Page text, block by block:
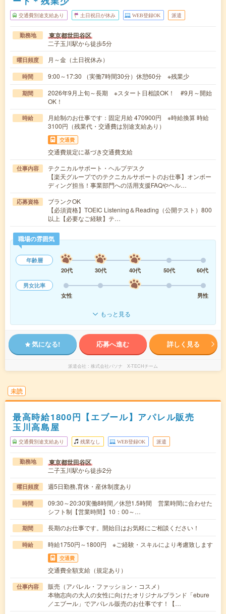
交通費別途支給あり 土日祝日が休み WEB登録OK 派遣
勤務地 東京都世田谷区
二子玉川駅から徒歩5分
曜日頻度 月～金（土日祝休み）
時間 9:00～17:30 （実働7時間30分）休憩60分 ※残業少
期間
2026年9月上旬～長期 ※スタート日相談OK！ #9月～開始
OK！
時給
月給制のお仕事です：固定月給 470900円 ※時給換算 時給
3100円（残業代・交通費は別途支給あり）
交通費
交通費規定に基づき交通費支給
仕事内容
テクニカルサポート・ヘルプデスク
【楽天グループでのテクニカルサポートのお仕事】オンボー
ディング担当！事業部門への活用支援FAQやヘル…
応募資格
ブランクOK
【必須資格】TOEIC Listening＆Reading（公開テスト）800
以上【必要なご経験】テ…
職場の雰囲気
年齢層
20代
30代 40代 50代
60代
男女比率
女性
男性
もっと見る
気になる! 応募へ進む 詳しく見る
派遣会社 株式会社パソナ X-TECHチーム
未読
最高時給1800円【エブール】アパレル販売
玉川高島屋
交通費別途支給あり 残業なし WEB登録OK 派遣
勤務地 東京都世田谷区
二子玉川駅から徒歩2分
曜日頻度 週5日勤務,育休・産休制度あり
時間
09:30～20:30実働8時間／休憩1.5時間 営業時間に合わせた
シフト制【営業時間】10：00～…
期間 長期のお仕事です。開始日はお気軽にご相談ください！
時給 時給1750円～1800円 ※ご経験・スキルにより考慮致します
交通費
交通費全額支給（規定あり）
仕事内容
販売（アパレル・ファッション・コスメ）
本物志向の大人の女性に向けたオリジナルブランド「ebure
／エブール」でアパレル販売のお仕事です！【…